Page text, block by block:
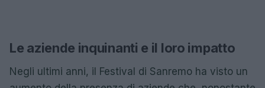
Le aziende inquinanti e il loro impatto
Negli ultimi anni, il Festival di Sanremo ha visto un